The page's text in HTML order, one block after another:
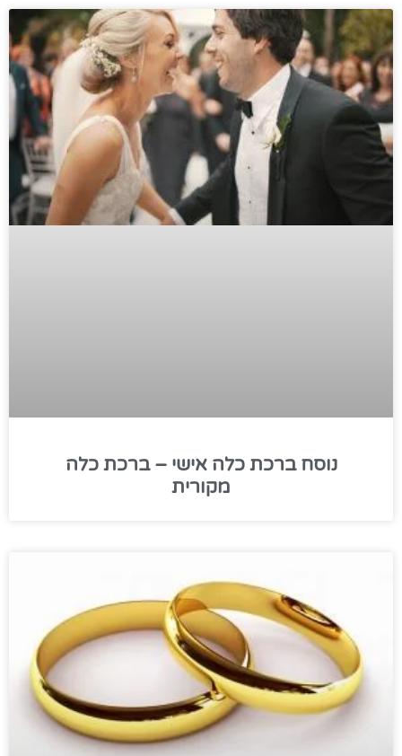
נוסח ברכת כלה אישי – ברכת כלה
מקורית